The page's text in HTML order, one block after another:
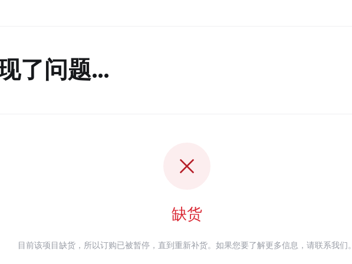
了问题…
缺货
目前该项目缺货，所以订购已被暂停，直到重新补货。如果您要了解更多信息，请联系我们。